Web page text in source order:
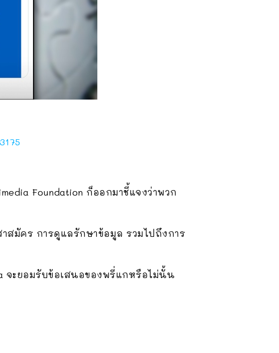
Foundation ก็ออกมาชี้แจงว่าพวก
สมัคร การดูแลรักษาข้อมูล รวมไปถึงการ
จะยอมรับข้อเสนอของพรี่แกหรือไม่นั้น